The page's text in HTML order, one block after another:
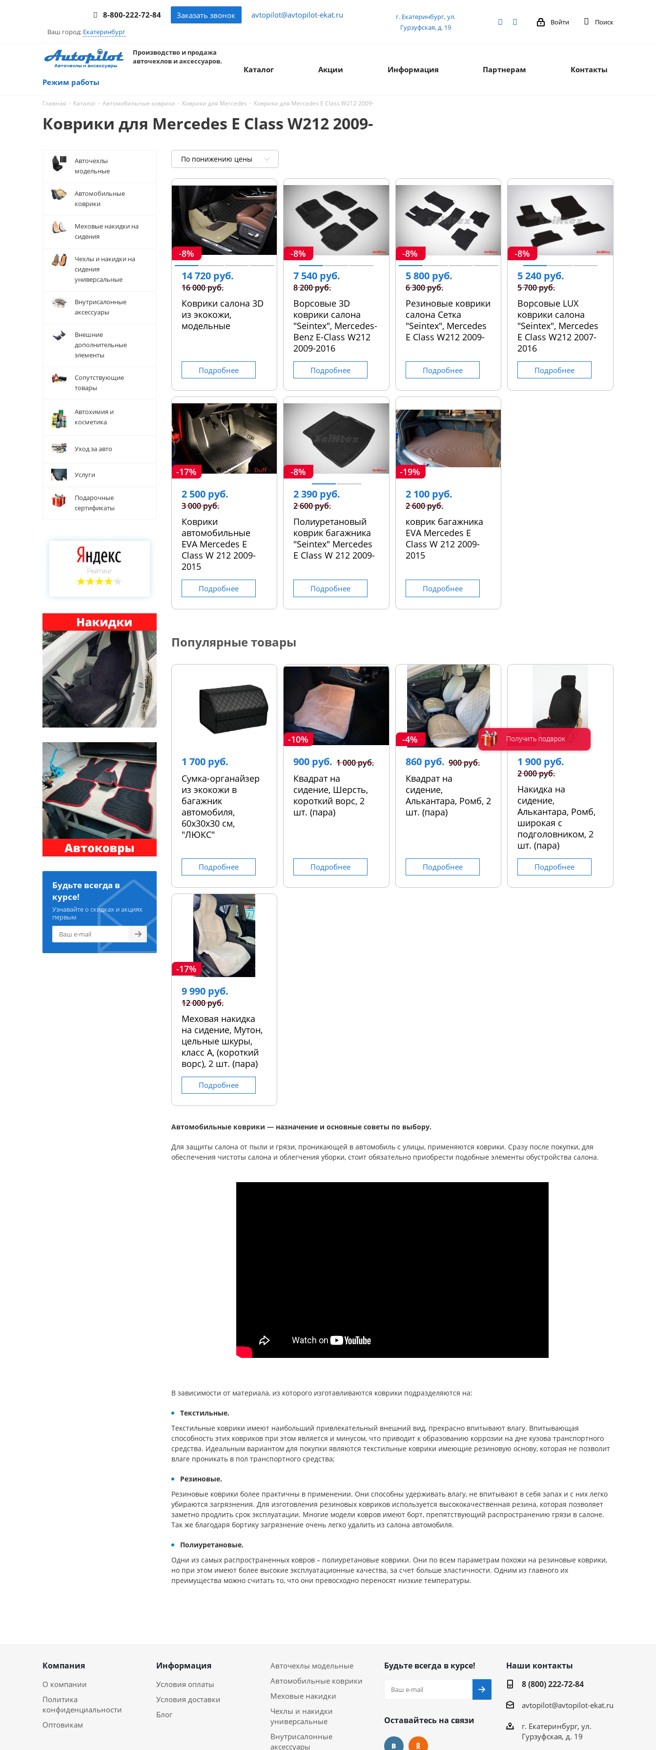
8-800-222-72-84 Заказать звонок avtopilot@avtopilot-ekat.ru
Ваш город: Екатеринбург
г. Екатеринбург, ул.
Гурзуфская, д. 19
Войти Поиск
Производство и продажа
авточехлов и аксессуаров.
Режим работы
Каталог Акции Информация Партнерам Контакты
Главная - Каталог - Автомобильные коврики - Коврики для Mercedes - Коврики для Mercedes E Class W212 2009-
Коврики для Mercedes E Class W212 2009-
Авточехлы
модельные
Автомобильные
коврики
Меховые накидки на
сидения
Чехлы и накидки на
сидения
универсальные
Внутрисалонные
аксессуары
Внешние
дополнительные
элементы
Сопутствующие
товары
Автохимия и
косметика
Уход за авто
Услуги
Подарочные
сертификаты
Будьте всегда в
курсе!
Узнавайте о скидках и акциях
первым
По понижению цены
-8%
14 720 руб.
16 000 руб.
Коврики салона 3D
из экокожи,
модельные
Подробнее
-8%
7 540 руб.
8 200 руб.
Ворсовые 3D
коврики салона
"Seintex", Mercedes-
Benz E-Class W212
2009-2016
Подробнее
-8%
5 800 руб.
6 300 руб.
Резиновые коврики
салона Сетка
"Seintex", Mercedes
E Class W212 2009-
Подробнее
-8%
5 240 руб.
5 700 руб.
Ворсовые LUX
коврики салона
"Seintex", Mercedes
E Class W212 2007-
2016
Подробнее
-17%
2 500 руб.
3 000 руб.
Коврики
автомобильные
EVA Mercedes E
Class W 212 2009-
2015
Подробнее
-8%
2 390 руб.
2 600 руб.
Полиуретановый
коврик багажника
"Seintex" Mercedes
E Class W 212 2009-
Подробнее
-19%
2 100 руб.
2 600 руб.
коврик багажника
EVA Mercedes E
Class W 212 2009-
2015
Подробнее
Популярные товары
1 700 руб.
Сумка-органайзер
из экокожи в
багажник
автомобиля,
60х30х30 см,
"ЛЮКС"
Подробнее
-10%
900 руб. 1 000 руб.
Квадрат на
сидение, Шерсть,
короткий ворс, 2
шт. (пара)
Подробнее
-4%
860 руб. 900 руб.
Квадрат на
сидение,
Алькантара, Ромб, 2
шт. (пара)
Подробнее
-5%
1 900 руб.
2 000 руб.
Накидка на
сидение,
Алькантара, Ромб,
широкая с
подголовником, 2
шт. (пара)
Подробнее
-17%
9 990 руб.
12 000 руб.
Меховая накидка
на сидение, Мутон,
цельные шкуры,
класс А, (короткий
ворс), 2 шт. (пара)
Подробнее
Автомобильные коврики — назначение и основные советы по выбору.
Для защиты салона от пыли и грязи, проникающей в автомобиль с улицы, применяются коврики. Сразу после покупки, для
обеспечения чистоты салона и облегчения уборки, стоит обязательно приобрести подобные элементы обустройства салона.
В зависимости от материала, из которого изготавливаются коврики подразделяются на:
Текстильные.
Текстильные коврики имеют наибольший привлекательный внешний вид, прекрасно впитывают влагу. Впитывающая
способность этих ковриков при этом является и минусом, что приводит к образованию коррозии на дне кузова транспортного
средства. Идеальным вариантом для покупки являются текстильные коврики имеющие резиновую основу, которая не позволит
влаге проникать в пол транспортного средства;
Резиновые.
Резиновые коврики более практичны в применении. Они способны удерживать влагу, не впитывают в себя запах и с них легко
убираются загрязнения. Для изготовления резиновых ковриков используется высококачественная резина, которая позволяет
заметно продлить срок эксплуатации. Многие модели ковров имеют борт, препятствующий распространению грязи в салоне.
Так же благодаря бортику загрязнение очень легко удалить из салона автомобиля.
Полиуретановые.
Одни из самых распространенных ковров – полиуретановые коврики. Они по всем параметрам похожи на резиновые коврики,
но при этом имеют более высокие эксплуатационные качества, за счет больше эластичности. Одним из главного их
преимущества можно считать то, что они превосходно переносят низкие температуры.
Компания
О компании
Политика
конфиденциальности
Оптовикам
Информация
Условия оплаты
Условия доставки
Блог
Авточехлы модельные
Автомобильные коврики
Меховые накидки
Чехлы и накидки
универсальные
Внутрисалонные
аксессуары
Будьте всегда в курсе!
Оставайтесь на связи
Наши контакты
8 (800) 222-72-84
avtopilot@avtopilot-ekat.ru
г. Екатеринбург, ул.
Гурзуфская, д. 19
Получить подарок